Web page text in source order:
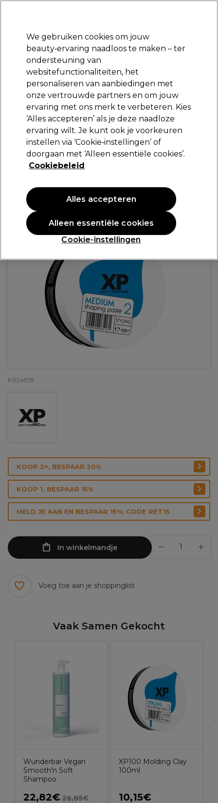
Aanmelden
Merken Deals Haar Elektra
Volgende dag geleverd*
Na verzending, maandag t/m vrijdag
XP100 Shaping Paste 100ml
10,15 €
PROMOTIE
P024578
KOOP 2+, BESPAAR 20%
KOOP 1, BESPAAR 15%
MELD JE AAN EN BESPAAR 15%: CODE RET15
In winkelmandje
Voeg toe aan je shoppinglist
Vaak Samen Gekocht
Wunderbar Vegan
Smooth'n Soft
Shampoo
22,82€ 26,85€
XP100 Molding Clay
100ml
10,15€
We gebruiken cookies om jouw
beauty‑ervaring naadloos te maken – ter
ondersteuning van
websitefunctionaliteiten, het
personaliseren van aanbiedingen met
onze vertrouwde partners en om jouw
ervaring met ons merk te verbeteren. Kies
‘Alles accepteren’ als je deze naadloze
ervaring wilt. Je kunt ook je voorkeuren
instellen via ‘Cookie‑instellingen’ of
doorgaan met ‘Alleen essentiële cookies’.
Cookiebeleid
Cookie-instellingen
Alleen essentiële cookies
Alles accepteren